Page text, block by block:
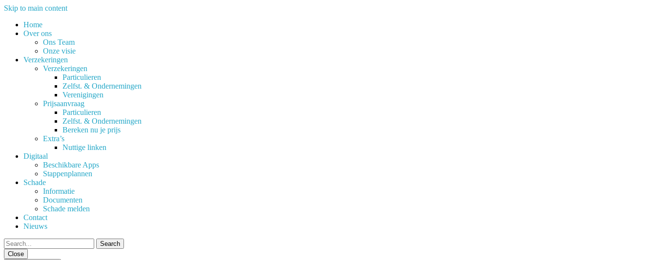
Skip to main content
Home
Over ons
Ons Team
Onze visie
Verzekeringen
Verzekeringen
Particulieren
Zelfst. & Ondernemingen
Verenigingen
Prijsaanvraag
Particulieren
Zelfst. & Ondernemingen
Bereken nu je prijs
Extra’s
Nuttige linken
Digitaal
Beschikbare Apps
Stappenplannen
Schade
Informatie
Documenten
Schade melden
Contact
Nieuws
Close